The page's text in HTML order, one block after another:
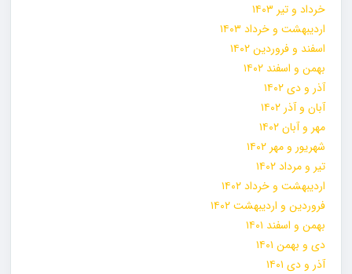
خرداد و تیر ۱۴۰۳
اردیبهشت و خرداد ۱۴۰۳
اسفند و فروردین ۱۴۰۲
بهمن و اسفند ۱۴۰۲
آذر و دی ۱۴۰۲
آبان و آذر ۱۴۰۲
مهر و آبان ۱۴۰۲
شهریور و مهر ۱۴۰۲
تیر و مرداد ۱۴۰۲
اردیبهشت و خرداد ۱۴۰۲
فروردین و اردیبهشت ۱۴۰۲
بهمن و اسفند ۱۴۰۱
دی و بهمن ۱۴۰۱
آذر و دی ۱۴۰۱